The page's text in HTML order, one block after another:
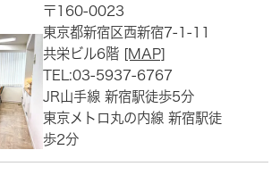
〒160-0023
東京都新宿区西新宿7-1-11
共栄ビル6階 [MAP]
TEL:03-5937-6767
JR山手線 新宿駅徒歩5分
東京メトロ丸の内線 新宿駅徒
歩2分